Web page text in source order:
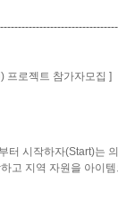
프로젝트 참가자모집 ]
터 시작하자(Start)는
고 지역 자원을 아이